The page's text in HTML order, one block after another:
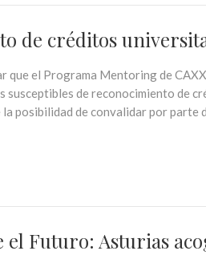
de créditos
que el Programa Mentoring de
de reconocimiento de
posibilidad de convalidar por parte
el Futuro: Asturias